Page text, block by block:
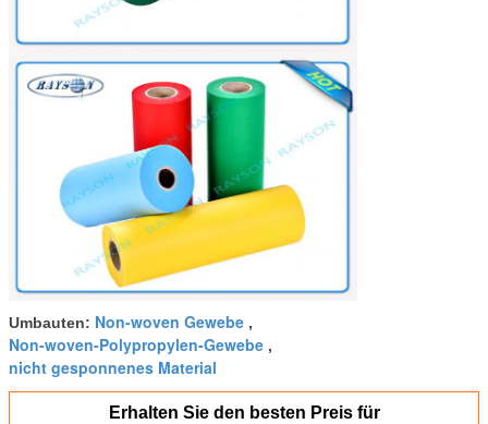
Umbauten: Non-woven Gewebe ,
Non-woven-Polypropylen-Gewebe ,
nicht gesponnenes Material
Erhalten Sie den besten Preis für